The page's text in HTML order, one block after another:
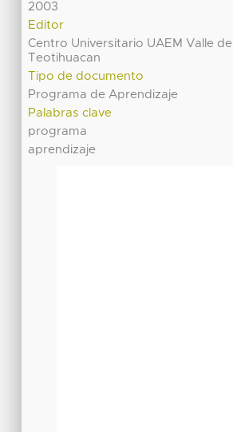
2003
Editor
Centro Universitario UAEM Valle de
Teotihuacan
Tipo de documento
Programa de Aprendizaje
Palabras clave
programa
aprendizaje